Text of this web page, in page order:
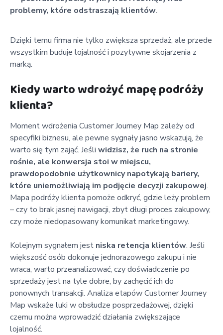
problemy, które odstraszają klientów.
Dzięki temu firma nie tylko zwiększa sprzedaż, ale przede
wszystkim buduje lojalność i pozytywne skojarzenia z
marką.
Kiedy warto wdrożyć mapę podróży
klienta?
Moment wdrożenia Customer Journey Map zależy od
specyfiki biznesu, ale pewne sygnały jasno wskazują, że
warto się tym zająć. Jeśli widzisz, że ruch na stronie
rośnie, ale konwersja stoi w miejscu,
prawdopodobnie użytkownicy napotykają bariery,
które uniemożliwiają im podjęcie decyzji zakupowej.
Mapa podróży klienta pomoże odkryć, gdzie leży problem
– czy to brak jasnej nawigacji, zbyt długi proces zakupowy,
czy może niedopasowany komunikat marketingowy.
Kolejnym sygnałem jest niska retencja klientów. Jeśli
większość osób dokonuje jednorazowego zakupu i nie
wraca, warto przeanalizować, czy doświadczenie po
sprzedaży jest na tyle dobre, by zachęcić ich do
ponownych transakcji. Analiza etapów Customer Journey
Map wskaże luki w obsłudze posprzedażowej, dzięki
czemu można wprowadzić działania zwiększające
lojalność.